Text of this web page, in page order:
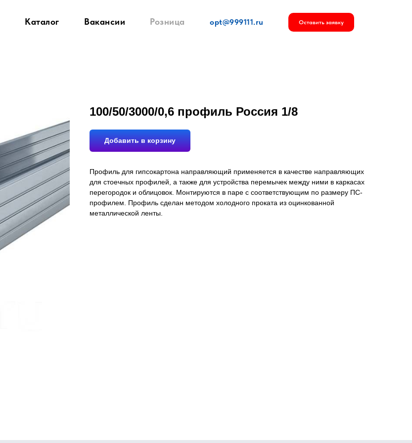
Оставить заявку
opt@999111.ru
Каталог Вакансии Розница
100/50/3000/0,6 профиль Россия 1/8
Добавить в корзину
Профиль для гипсокартона направляющий применяется в качестве направляющих
для стоечных профилей, а также для устройства перемычек между ними в каркасах
перегородок и облицовок. Монтируются в паре с соответствующим по размеру ПС-
профилем. Профиль сделан методом холодного проката из оцинкованной
металлической ленты.